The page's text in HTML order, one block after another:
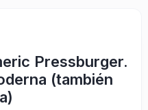
Pressburger.
(también